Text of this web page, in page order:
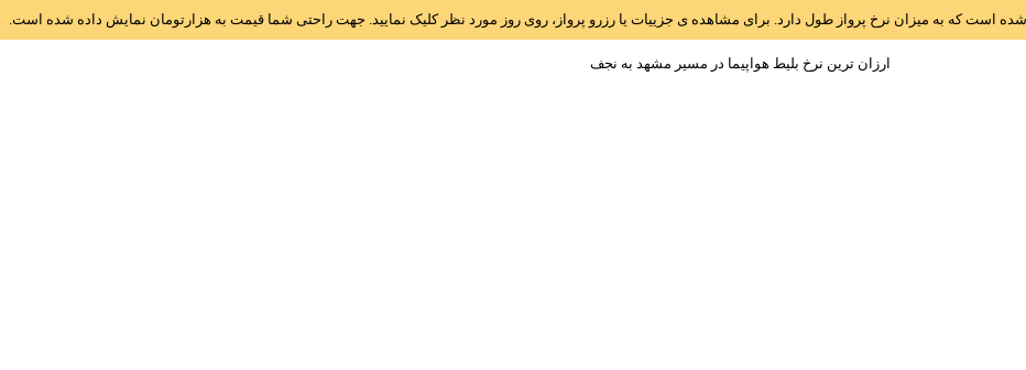
شده است که به میزان نرخ پرواز طول دارد. برای مشاهده ی جزییات یا رزرو پرواز، روی روز مورد نظر کلیک نمایید. جهت راحتی شما قیمت به هزارتومان نمایش داده شده است.
ارزان ترین نرخ بلیط هواپیما در مسیر مشهد به نجف